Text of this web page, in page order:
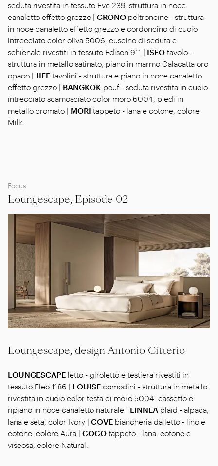
seduta rivestita in tessuto Eve 239, struttura in noce
canaletto effetto grezzo | CRONO poltroncine - struttura
in noce canaletto effetto grezzo e cordoncino di cuoio
intrecciato color oliva 5006, cuscino di seduta e
schienale rivestiti in tessuto Edison 911 | ISEO tavolo -
struttura in metallo satinato, piano in marmo Calacatta oro
opaco | JIFF tavolini - struttura e piano in noce canaletto
effetto grezzo | BANGKOK pouf - seduta rivestita in cuoio
intrecciato scamosciato color moro 6004, piedi in
metallo cromato | MORI tappeto - lana e cotone, colore
Milk.
Focus
Loungescape, Episode 02
Loungescape, design Antonio Citterio
LOUNGESCAPE letto - giroletto e testiera rivestiti in
tessuto Eleo 1186 | LOUISE comodini - struttura in metallo
rivestita in cuoio color testa di moro 5004, cassetto e
ripiano in noce canaletto naturale | LINNEA plaid - alpaca,
lana e seta, color Ivory | COVE biancheria da letto - lino e
cotone, colore Aura | COCO tappeto - lana, cotone e
viscosa, colore Natural.